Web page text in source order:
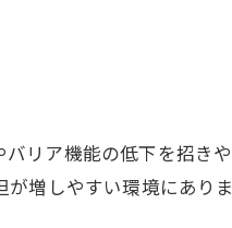
リア機能の低下を招きや
増しやすい環境にありま